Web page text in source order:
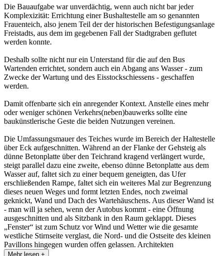
Die Bauaufgabe war unverdächtig, wenn auch nicht bar jeder
Komplexizität: Errichtung einer Bushaltestelle am so genannten
Frauenteich, also jenem Teil der der historischen Befestigungsanlage
Freistadts, aus dem im gegebenen Fall der Stadtgraben geflutet
werden konnte.
Deshalb sollte nicht nur ein Unterstand für die auf den Bus
Wartenden errichtet, sondern auch ein Abgang ans Wasser - zum
Zwecke der Wartung und des Eisstockschiessens - geschaffen
werden.
Damit offenbarte sich ein anregender Kontext. Anstelle eines mehr
oder weniger schönen Verkehrs(neben)bauwerks sollte eine
baukünstlerische Geste die beiden Nutzungen vereinen.
Die Umfassungsmauer des Teiches wurde im Bereich der Haltestelle
über Eck aufgeschnitten. Während an der Flanke der Gehsteig als
dünne Betonplatte über den Teichrand kragend verlängert wurde,
steigt parallel dazu eine zweite, ebenso dünne Betonplatte aus dem
Wasser auf, faltet sich zu einer bequem geneigten, das Ufer
erschließenden Rampe, faltet sich ein weiteres Mal zur Begrenzung
dieses neuen Weges und formt letzten Endes, noch zweimal
geknickt, Wand und Dach des Wartehäuschens. Aus dieser Wand ist
- man will ja sehen, wenn der Autobus kommt - eine Öffnung
ausgeschnitten und als Sitzbank in den Raum geklappt. Dieses
„Fenster“ ist zum Schutz vor Wind und Wetter wie die gesamte
westliche Stirnseite verglast, die Nord- und die Ostseite des kleinen
Pavillons hingegen wurden offen gelassen. Architekten
Mehr lesen +